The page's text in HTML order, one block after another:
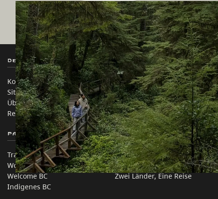
Destination BC
Kontakt
Sitemap
Über uns
Rechtliches & Richtlinien
Unsere Websites
Reisebranche
Medien
Unternehmen
简体中文 – China
Partnerseiten
Trade & Invest BC
Work BC
Welcome BC
Indigenes BC
Auf dieser Website
Reisevorschläge
Praktische Tipps
Zwei Länder, Eine Reise